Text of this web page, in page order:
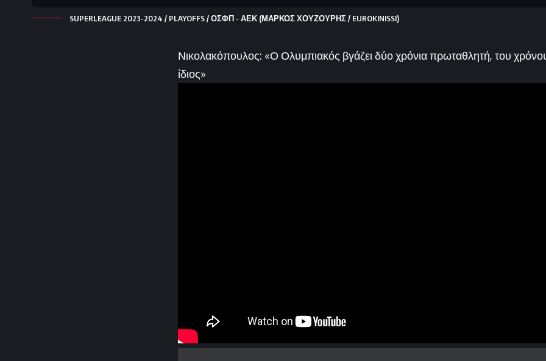
SUPERLEAGUE 2023-2024 / PLAYOFFS / ΟΣΦΠ - ΑΕΚ (ΜΑΡΚΟΣ ΧΟΥΖΟΥΡΗΣ / EUROKINISSI)
Νικολακόπουλος: «Ο Ολυμπιακός βγάζει δύο χρόνια πρωταθλητή, του
ίδιος»